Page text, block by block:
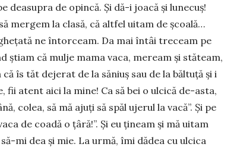
deasupra de opin­­că. Și dă-i joacă și lunecuș!
mergem la clasă, că altfel ui­tam de școală…
ne întorceam. Da mai întâi tre­ceam pe
știam că mulje mama vaca, meream și stăteam,
îs tăt dejerat de la săniuș sau de la băltuță și i
fii atent aici la mine! Ca să bei o ulcică de-asta,
colea, să mă ajuți să spăl ujerul la vacă”. Și pe
de coa­dă o țâră!”. Și eu ți­neam și mă ui­tam
mi dea și mie. La urmă, îmi dădea cu ul­cica